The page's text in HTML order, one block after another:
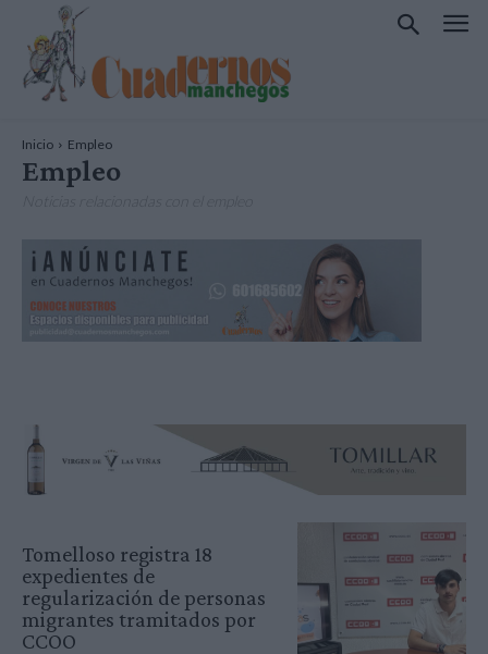
Inicio Empleo
Empleo
Tomelloso registra 18
expedientes de
regularización de personas
migrantes tramitados por
CCOO